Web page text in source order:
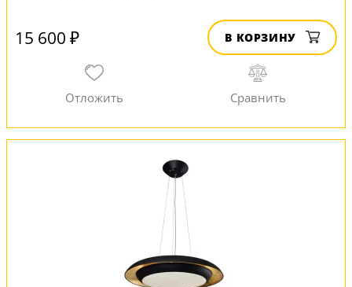
15 600 ₽ В КОРЗИНУ